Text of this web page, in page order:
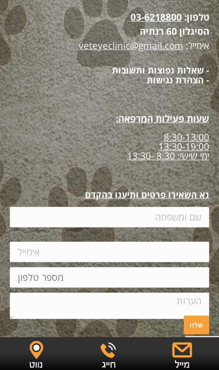
טלפון:03-6218800
הסיגלון 60 רנתיה
אימייל:veteyeclinic@gmail.com
- שאלות נפוצות ותשובות
- הצהרת נגישות
שעות פעילות המרפאה:
8:30-13:00
13:30-19:00
ימי שישי: 8:30 -13:30
נא השאירו פרטים ותיענו בהקדם
Copyright © EYECARE